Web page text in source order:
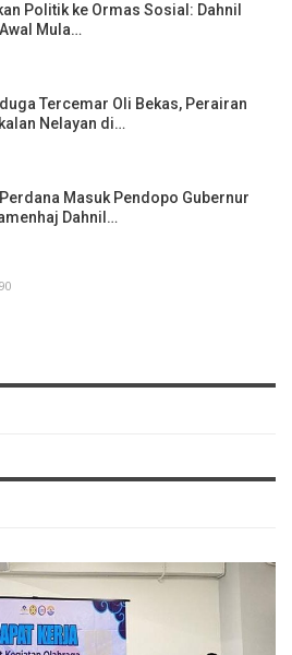
Politik ke Ormas Sosial: Dahnil
Mula…
Tercemar Oli Bekas, Perairan
Nelayan di…
Masuk Pendopo Gubernur
Dahnil…